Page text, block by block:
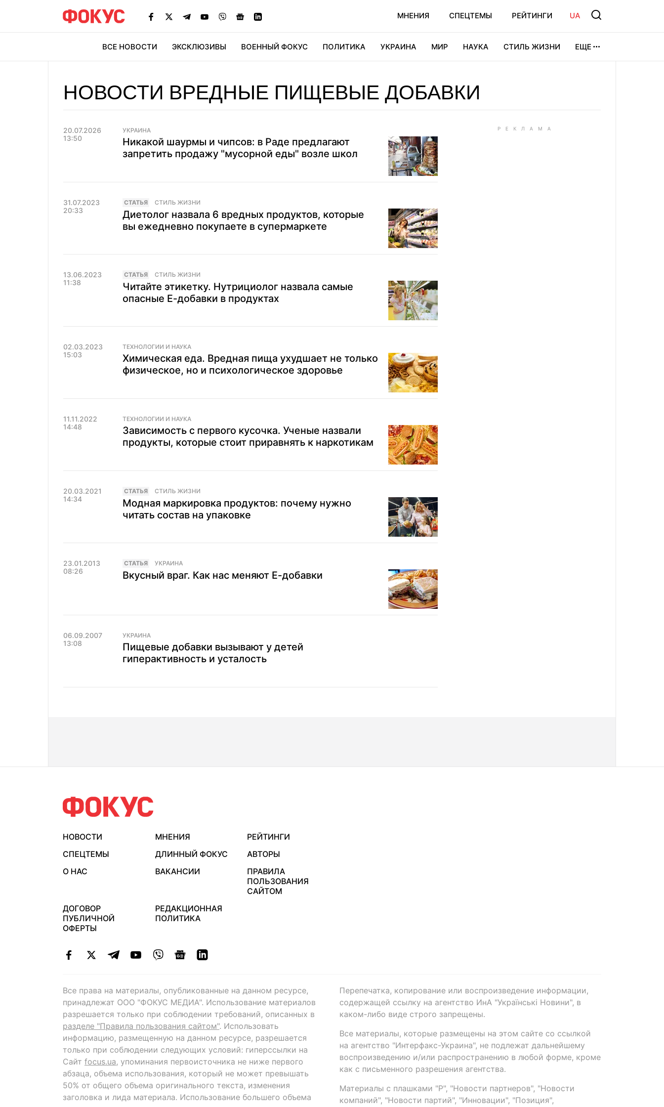
МНЕНИЯ СПЕЦТЕМЫ РЕЙТИНГИ UA
ВСЕ НОВОСТИ ЭКСКЛЮЗИВЫ ВОЕННЫЙ ФОКУС ПОЛИТИКА УКРАИНА МИР НАУКА СТИЛЬ ЖИЗНИ ЕЩЕ
НОВОСТИ ВРЕДНЫЕ ПИЩЕВЫЕ ДОБАВКИ
20.07.2026
13:50
УКРАИНА
Никакой шаурмы и чипсов: в Раде предлагают
запретить продажу "мусорной еды" возле школ
31.07.2023
20:33
CТАТЬЯ СТИЛЬ ЖИЗНИ
Диетолог назвала 6 вредных продуктов, которые
вы ежедневно покупаете в супермаркете
13.06.2023
11:38
CТАТЬЯ СТИЛЬ ЖИЗНИ
Читайте этикетку. Нутрициолог назвала самые
опасные Е-добавки в продуктах
02.03.2023
15:03
ТЕХНОЛОГИИ И НАУКА
Химическая еда. Вредная пища ухудшает не только
физическое, но и психологическое здоровье
11.11.2022
14:48
ТЕХНОЛОГИИ И НАУКА
Зависимость с первого кусочка. Ученые назвали
продукты, которые стоит приравнять к наркотикам
20.03.2021
14:34
CТАТЬЯ СТИЛЬ ЖИЗНИ
Модная маркировка продуктов: почему нужно
читать состав на упаковке
23.01.2013
08:26
CТАТЬЯ УКРАИНА
Вкусный враг. Как нас меняют Е-добавки
06.09.2007
13:08
УКРАИНА
Пищевые добавки вызывают у детей
гиперактивность и усталость
НОВОСТИ МНЕНИЯ
РЕЙТИНГИ
СПЕЦТЕМЫ
ДЛИННЫЙ ФОКУС
АВТОРЫ
О НАС
ВАКАНСИИ
ПРАВИЛА
ПОЛЬЗОВАНИЯ
САЙТОМ
ДОГОВОР
ПУБЛИЧНОЙ
ОФЕРТЫ
РЕДАКЦИОННАЯ
ПОЛИТИКА
Все права на материалы, опубликованные на данном ресурсе,
принадлежат ООО "ФОКУС МЕДИА". Использование материалов
разрешается только при соблюдении требований, описанных в
разделе "Правила пользования сайтом". Использовать
информацию, размещенную на данном ресурсе, разрешается
только при соблюдении следующих условий: гиперссылки на
Сайт focus.ua, упоминания первоисточника не ниже первого
абзаца, объема использования, который не может превышать
50% от общего объема оригинального текста, изменения
заголовка и лида материала. Использование большего объема
Перепечатка, копирование или воспроизведение информации,
содержащей ссылку на агентство ИнА "Українські Новини", в
каком-либо виде строго запрещены.
Все материалы, которые размещены на этом сайте со ссылкой
на агентство "Интерфакс-Украина", не подлежат дальнейшему
воспроизведению и/или распространению в любой форме, кроме
как с письменного разрешения агентства.
Материалы с плашками "Р", "Новости партнеров", "Новости
компаний", "Новости партий", "Инновации", "Позиция",